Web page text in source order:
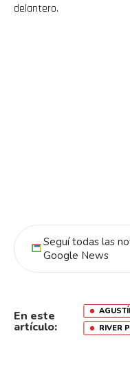
delantero.
Seguí todas las
Google News
En este
artículo: RIVER